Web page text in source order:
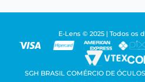
E-Lens © 2025 | Todos os
SGH BRASIL COMÉRCIO DE